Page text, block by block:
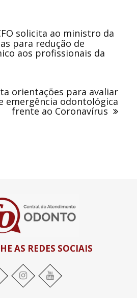
solicita ao ministro da
para redução de
aos profissionais da
orientações para avaliar
emergência odontológica
frente ao Coronavírus
AS REDES SOCIAIS